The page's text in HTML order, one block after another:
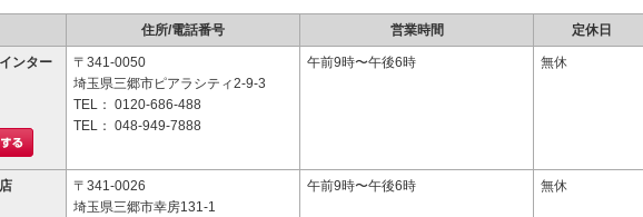
住所/電話番号 営業時間 定休日
ンター
〒341-0050
埼玉県三郷市ピアラシティ2-9-3
TEL： 0120-686-488
TEL： 048-949-7888
午前9時〜午後6時 無休
〒341-0026
埼玉県三郷市幸房131-1
午前9時〜午後6時 無休